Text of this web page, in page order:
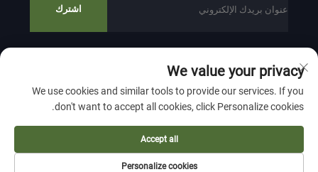
اشترك
حقوق النشر © 2024 بواسطة ZHEJIANG WEIYU VENTILATION
ELECTROMECHANICAL CO.,LTD سياسة الخصوصية
انقر لأعلى
We value your privacy
We use cookies and similar tools to provide our services. If you
don't want to accept all cookies, click Personalize cookies.
Personalize cookies
Accept all